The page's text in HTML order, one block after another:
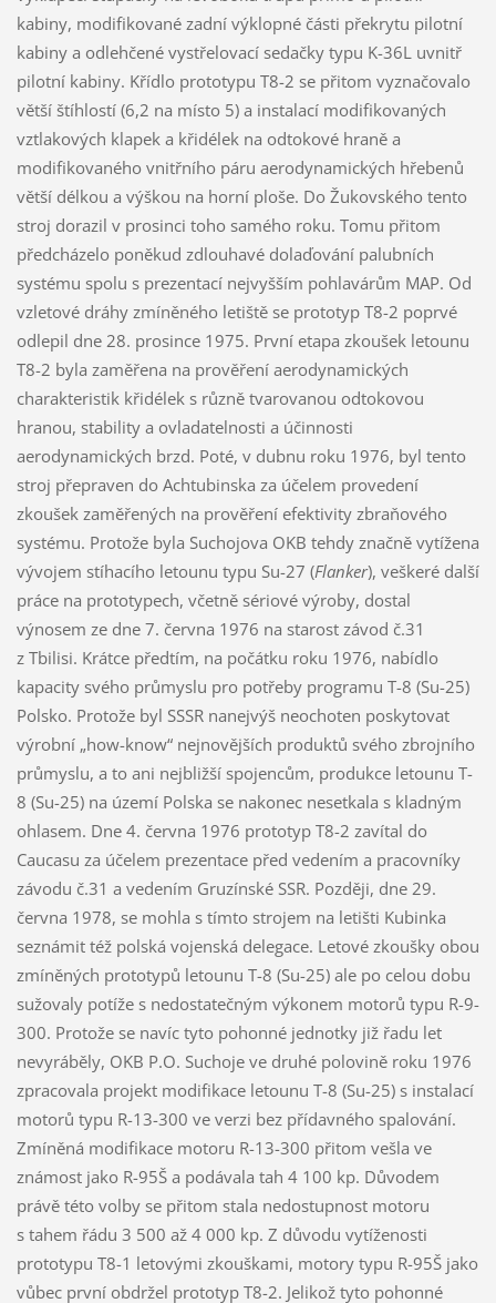
kabiny, modifikované zadní výklopné části překrytu pilotní
kabiny a odlehčené vystřelovací sedačky typu K-36L uvnitř
pilotní kabiny. Křídlo prototypu T8-2 se přitom vyznačovalo
větší štíhlostí (6,2 na místo 5) a instalací modifikovaných
vztlakových klapek a křidélek na odtokové hraně a
modifikovaného vnitřního páru aerodynamických hřebenů
větší délkou a výškou na horní ploše. Do Žukovského tento
stroj dorazil v prosinci toho samého roku. Tomu přitom
předcházelo poněkud zdlouhavé dolaďování palubních
systému spolu s prezentací nejvyšším pohlavárům MAP. Od
vzletové dráhy zmíněného letiště se prototyp T8-2 poprvé
odlepil dne 28. prosince 1975. První etapa zkoušek letounu
T8-2 byla zaměřena na prověření aerodynamických
charakteristik křidélek s různě tvarovanou odtokovou
hranou, stability a ovladatelnosti a účinnosti
aerodynamických brzd. Poté, v dubnu roku 1976, byl tento
stroj přepraven do Achtubinska za účelem provedení
zkoušek zaměřených na prověření efektivity zbraňového
systému. Protože byla Suchojova OKB tehdy značně vytížena
vývojem stíhacího letounu typu Su-27 (Flanker), veškeré další
práce na prototypech, včetně sériové výroby, dostal
výnosem ze dne 7. června 1976 na starost závod č.31
z Tbilisi. Krátce předtím, na počátku roku 1976, nabídlo
kapacity svého průmyslu pro potřeby programu T-8 (Su-25)
Polsko. Protože byl SSSR nanejvýš neochoten poskytovat
výrobní „how-know“ nejnovějších produktů svého zbrojního
průmyslu, a to ani nejbližší spojencům, produkce letounu T-
8 (Su-25) na území Polska se nakonec nesetkala s kladným
ohlasem. Dne 4. června 1976 prototyp T8-2 zavítal do
Caucasu za účelem prezentace před vedením a pracovníky
závodu č.31 a vedením Gruzínské SSR. Později, dne 29.
června 1978, se mohla s tímto strojem na letišti Kubinka
seznámit též polská vojenská delegace. Letové zkoušky obou
zmíněných prototypů letounu T-8 (Su-25) ale po celou dobu
sužovaly potíže s nedostatečným výkonem motorů typu R-9-
300. Protože se navíc tyto pohonné jednotky již řadu let
nevyráběly, OKB P.O. Suchoje ve druhé polovině roku 1976
zpracovala projekt modifikace letounu T-8 (Su-25) s instalací
motorů typu R-13-300 ve verzi bez přídavného spalování.
Zmíněná modifikace motoru R-13-300 přitom vešla ve
známost jako R-95Š a podávala tah 4 100 kp. Důvodem
právě této volby se přitom stala nedostupnost motoru
s tahem řádu 3 500 až 4 000 kp. Z důvodu vytíženosti
prototypu T8-1 letovými zkouškami, motory typu R-95Š jako
vůbec první obdržel prototyp T8-2. Jelikož tyto pohonné